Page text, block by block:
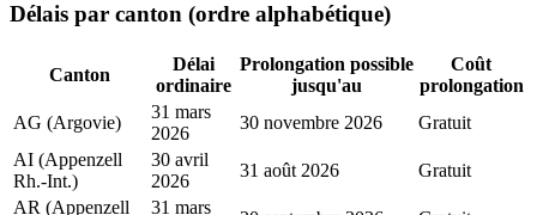
Délais par canton (ordre alphabétique)
Canton
Délai
ordinaire
Prolongation possible
jusqu'au
Coût
prolongation
AG (Argovie)
31 mars
2026
30 novembre 2026
Gratuit
AI (Appenzell
Rh.-Int.)
30 avril
2026
31 août 2026
Gratuit
AR (Appenzell
31 mars